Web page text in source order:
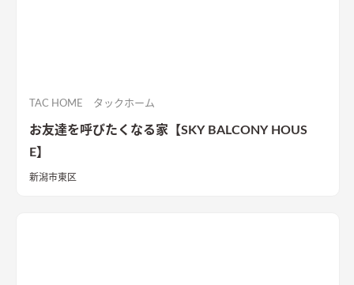
TAC HOME タックホーム
お友達を呼びたくなる家【SKY BALCONY HOUS
E】
新潟市東区